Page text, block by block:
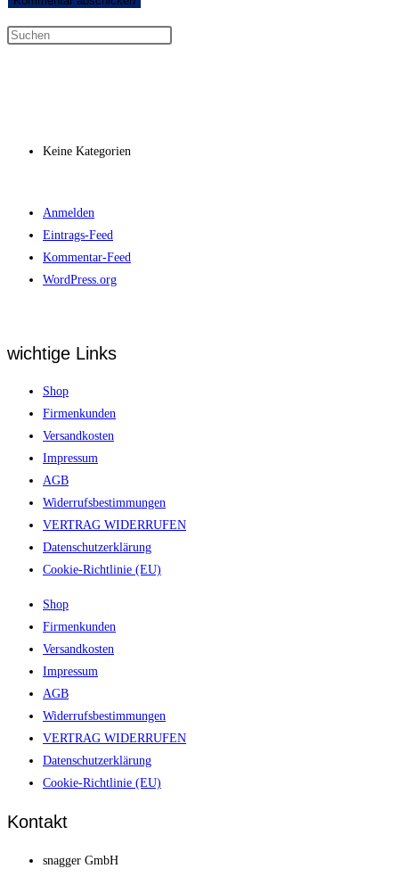
Keine Kategorien
Anmelden
Eintrags-Feed
Kommentar-Feed
WordPress.org
wichtige Links
Shop
Firmenkunden
Versandkosten
Impressum
AGB
Widerrufsbestimmungen
VERTRAG WIDERRUFEN
Datenschutzerklärung
Cookie-Richtlinie (EU)
Shop
Firmenkunden
Versandkosten
Impressum
AGB
Widerrufsbestimmungen
VERTRAG WIDERRUFEN
Datenschutzerklärung
Cookie-Richtlinie (EU)
Kontakt
snagger GmbH